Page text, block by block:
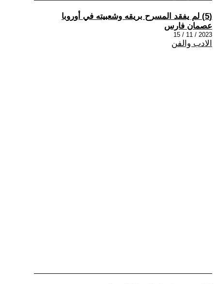
(5) لم يفقد المسرح بريقه وشعبيته في أوروبا
عصمان فارس
2023 / 11 / 15
الادب والفن